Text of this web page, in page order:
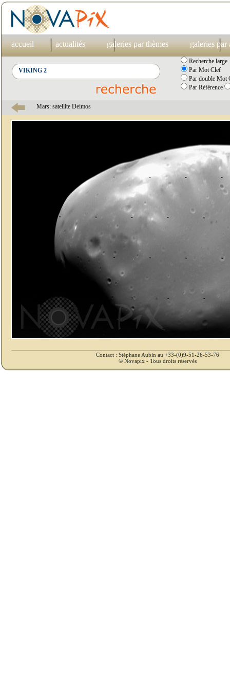
accueil actualités galeries par thèmes galeries par
Recherche large
Par Mot Clef
Par double Mot
Par Référence
Mars: satellite Deimos
Contact : Stéphane Aubin au +33-(0)9-51-26-53-76
© Novapix - Tous droits réservés